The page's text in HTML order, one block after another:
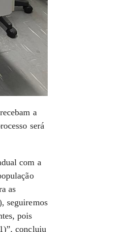
a
será
com a
as
seguiremos
pois
concluiu